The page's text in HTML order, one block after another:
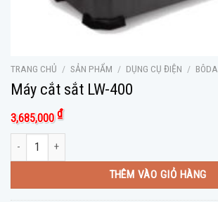
TRANG CHỦ / SẢN PHẨM / DỤNG CỤ ĐIỆN / BÔDA
Máy cắt sắt LW-400
3,685,000₫
Máy cắt sắt LW-400 số lượng
THÊM VÀO GIỎ HÀNG